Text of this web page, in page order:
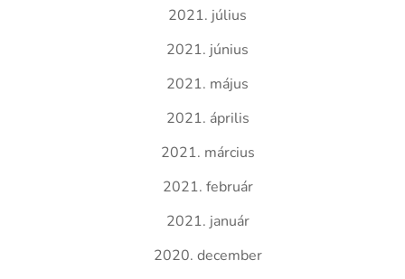
2021. július
2021. június
2021. május
2021. április
2021. március
2021. február
2021. január
2020. december